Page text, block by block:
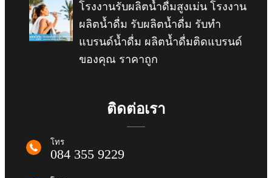
โรงงานรับผลิตน้ำดื่มสูงเม่น โรงงาน
ผลิตน้ำดื่ม รับผลิตน้ำดื่ม รับทำ
แบรนด์น้ำดื่ม ผลิตน้ำดื่มติดแบรนด์
ของคุณ ราคาถูก
ติดต่อเรา
โทร
084 355 9229